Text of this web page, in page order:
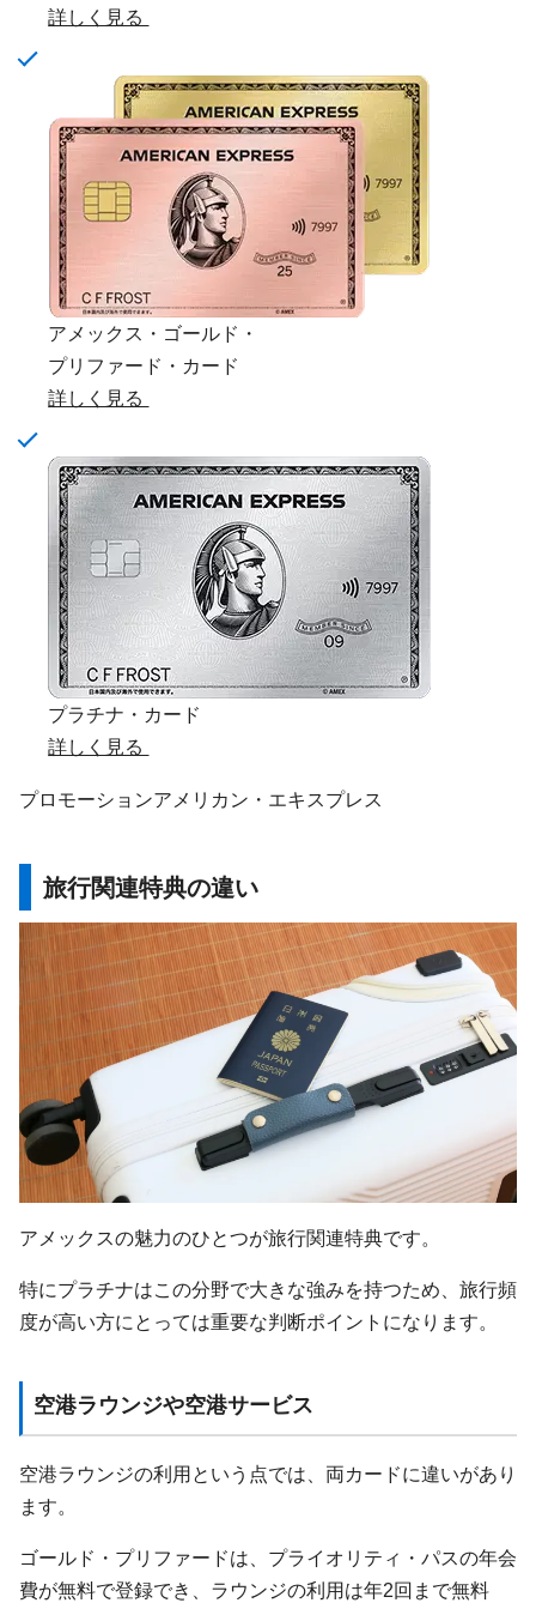
詳しく見る
アメックス・ゴールド・
プリファード・カード
詳しく見る
プラチナ・カード
詳しく見る
プロモーションアメリカン・エキスプレス
旅行関連特典の違い
アメックスの魅力のひとつが旅行関連特典です。
特にプラチナはこの分野で大きな強みを持つため、旅行頻
度が高い方にとっては重要な判断ポイントになります。
空港ラウンジや空港サービス
空港ラウンジの利用という点では、両カードに違いがあり
ます。
ゴールド・プリファードは、プライオリティ・パスの年会
費が無料で登録でき、ラウンジの利用は年2回まで無料